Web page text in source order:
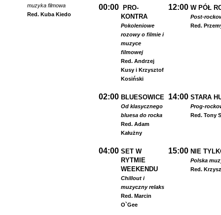
muzyka filmowa
Red. Kuba Kiedo
00:00
PRO-
KONTRA
Pokoleniowe
rozowy o filmie i
muzyce
filmowej
Red. Andrzej
Kusy i Krzysztof
Kosiński
12:00 W PÓŁ
Post-
Red.
02:00 BLUESOWICE
Od klasycznego
bluesa do rocka
Red. Adam
Kałużny
14:00 STARA
Prog-
Red. Tony
04:00 SET W
RYTMIE
WEEKENDU
Chillout i
muzyczny relaks
Red. Marcin
O`Gee
15:00 NIE
Polska
Red.